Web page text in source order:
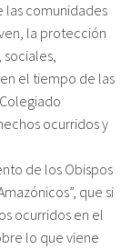
las comunidades
la protección
el tiempo de las
ocurridos y
de los Obispos
que si
ocurridos en el
lo que viene